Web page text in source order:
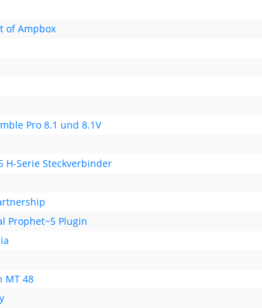
of Ampbox
Pro 8.1 und 8.1V
H-Serie Steckverbinder
Prophet~5 Plugin
MT 48